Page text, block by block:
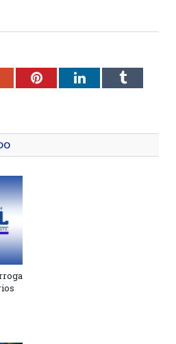
PinterestLinkedInTumblr